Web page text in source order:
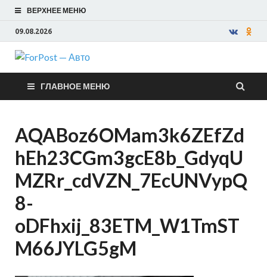
ВЕРХНЕЕ МЕНЮ
09.08.2026
ForPost —
Авто
ГЛАВНОЕ МЕНЮ
AQABoz6OMam3k6ZEfZd
hEh23CGm3gcE8b_GdyqU
MZRr_cdVZN_7EcUNVypQ
8-
oDFhxij_83ETM_W1TmST
M66JYLG5gM